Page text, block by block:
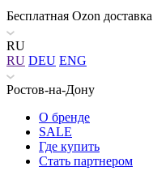
Бесплатная Ozon
RU
RU DEU ENG
Ростов-на-Дону
О бренде
SALE
Где купить
Стать партнером